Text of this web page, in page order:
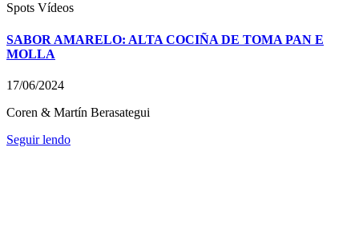
Spots Vídeos
SABOR AMARELO: ALTA COCIÑA DE TOMA PAN E
MOLLA
17/06/2024
Coren & Martín Berasategui
Seguir lendo